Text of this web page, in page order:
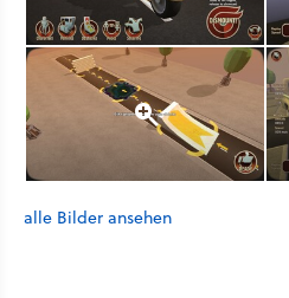
alle Bilder ansehen